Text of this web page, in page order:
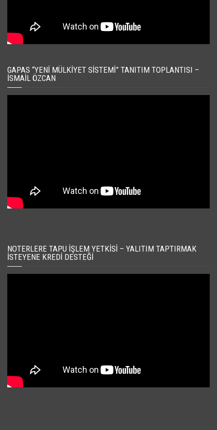
GAPAS “YENI MÜLKIYET SISTEMI” TANITIM TOPLANTISI –
İSMAIL ÖZCAN
NOTERLERE TAPU İŞLEM YETKISI – YALITIM TAPTIRMAK
İSTEYENE KREDI DESTEĞI